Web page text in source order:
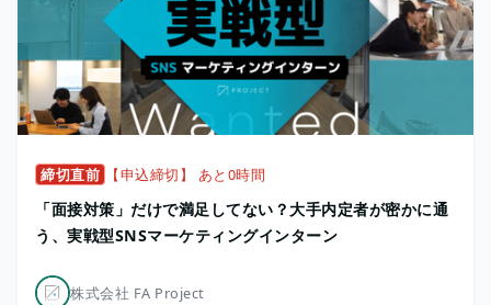
締切直前 【申込締切】 あと0時間
「面接対策」だけで満足してない？大手内定者が密かに通
う、実戦型SNSマーケティングインターン
株式会社 FA Project